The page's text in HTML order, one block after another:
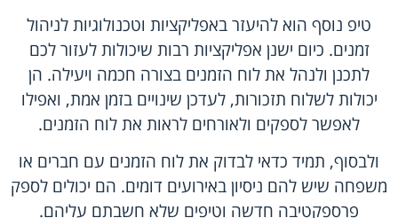
טיפ נוסף הוא להיעזר באפליקציות וטכנולוגיות לניהול
זמנים. כיום ישנן אפליקציות רבות שיכולות לעזור לכם
לתכנן ולנהל את לוח הזמנים בצורה חכמה ויעילה. הן
יכולות לשלוח תזכורות, לעדכן שינויים בזמן אמת, ואפילו
לאפשר לספקים ולאורחים לראות את לוח הזמנים.
ולבסוף, תמיד כדאי לבדוק את לוח הזמנים עם חברים או
משפחה שיש להם ניסיון באירועים דומים. הם יכולים לספק
פרספקטיבה חדשה וטיפים שלא חשבתם עליהם.